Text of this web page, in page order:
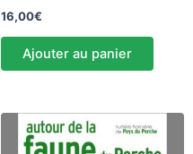
16,00€
Ajouter au panier